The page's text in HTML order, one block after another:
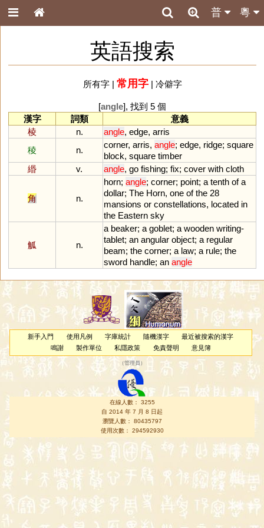
粵
普
英語搜索
所有字| 常用字| 冷僻字
[angle], 找到 5 個
漢字
詞類
意義
棱
n. angle, edge, arris
稜
n.
corner, arris, angle; edge, ridge; square
block, square timber
緡
v. angle, go fishing; fix; cover with cloth
角 n.
horn; angle; corner; point; a tenth of a
dollar; The Horn, one of the 28
mansions or constellations, located in
the Eastern sky
觚 n.
a beaker; a goblet; a wooden writing-
tablet; an angular object; a regular
beam; the corner; a law; a rule; the
sword handle; an angle
新手入門 使用凡例 字庫統計 隨機漢字
最近被搜索的漢字
鳴謝
製作單位 私隱政策 免責聲明 意見簿
（管理員 ）
在線人數： 3255
自 2014 年 7 月 8 日起
瀏覽人數： 80435797
使用次數： 294592930